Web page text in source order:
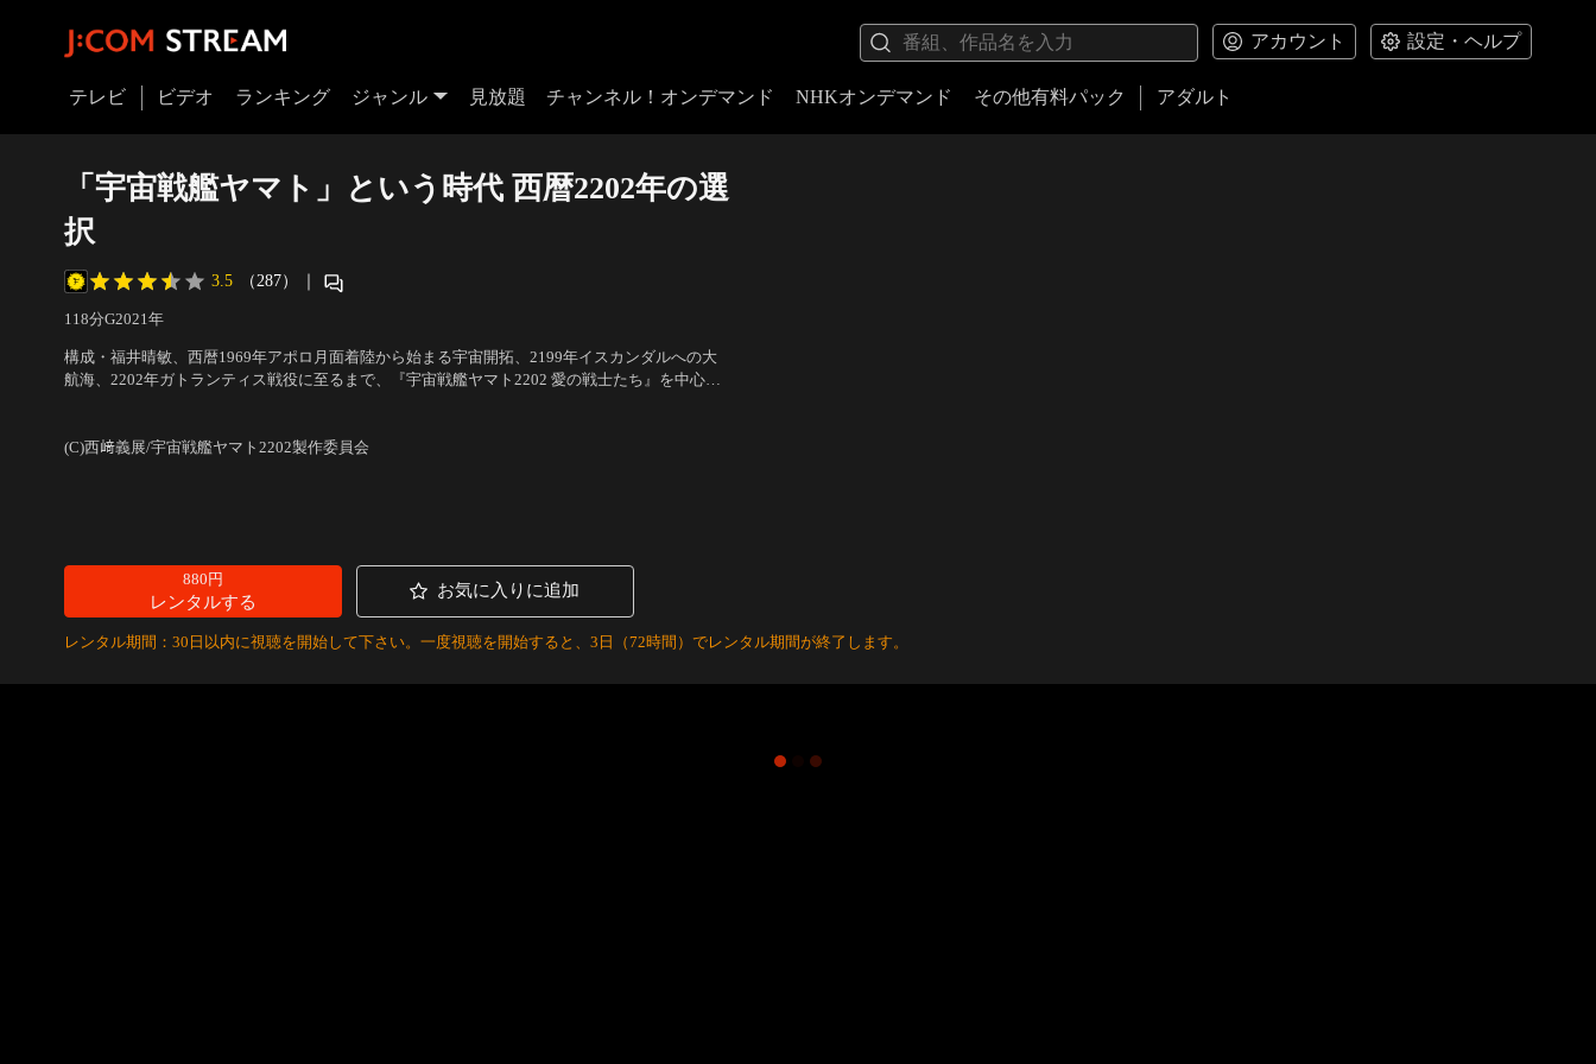
アカウント 設定・ヘルプ
テレビ ビデオ ランキング ジャンル 見放題 チャンネル！オンデマンド NHKオンデマンド その他有料パック アダルト
「宇宙戦艦ヤマト」という時代 西暦2202年の選
択
3.5 （287） ｜
118分G2021年
構成・福井晴敏、西暦1969年アポロ月面着陸から始まる宇宙開拓、2199年イスカンダルへの大
航海、2202年ガトランティス戦役に至るまで、『宇宙戦艦ヤマト2202 愛の戦士たち』を中心に
(C)西﨑義展/宇宙戦艦ヤマト2202製作委員会
880円
レンタルする
お気に入りに追加
レンタル期間：30日以内に視聴を開始して下さい。一度視聴を開始すると、3日（72時間）でレンタル期間が終了します。